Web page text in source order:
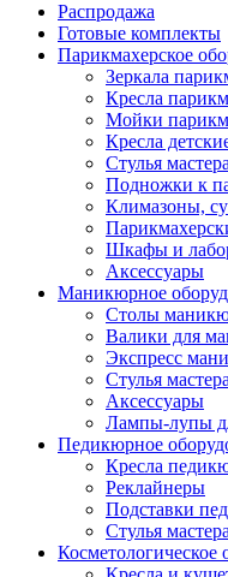
Распродажа
Готовые комплекты
Парикмахерское
Зеркала
Кресла
Мойки
Кресла
Стулья мастера
Подножки к
Климазоны,
Шкафы и
Аксессуары
Маникюрное
Столы
Валики для
Экспресс
Стулья мастера
Аксессуары
Лампы-лупы
Педикюрное
Кресла
Реклайнеры
Подставки
Стулья мастера
Косметологическое